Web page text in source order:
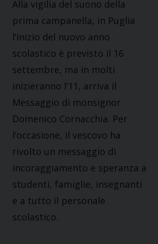
Alla vigilia del suono della
prima campanella, in Puglia
l’inizio del nuovo anno
scolastico è previsto il 16
settembre, ma in molti
inizieranno l’11, arriva il
Messaggio di monsignor
Domenico Cornacchia. Per
l’occasione, il vescovo ha
rivolto un messaggio di
incoraggiamento e speranza a
studenti, famiglie, insegnanti
e a tutto il personale
scolastico.